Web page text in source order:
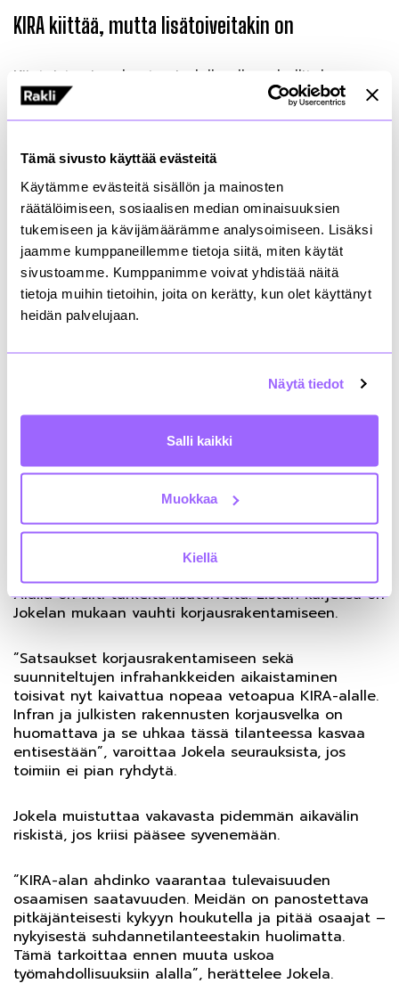
Tämä sivusto käyttää evästeitä
Käytämme evästeitä sisällön ja mainosten
räätälöimiseen, sosiaalisen median ominaisuuksien
tukemiseen ja kävijämäärämme analysoimiseen. Lisäksi
jaamme kumppaneillemme tietoja siitä, miten käytät
sivustoamme. Kumppanimme voivat yhdistää näitä
tietoja muihin tietoihin, joita on kerätty, kun olet käyttänyt
heidän palvelujaan.
Näytä tiedot
Salli kaikki
Muokkaa
Kiellä
KIRA kiittää, mutta lisätoiveitakin on
Kiinteistö- ja rakentamisalalla ollaan hallituksen
toimiin suurelta osin tyytyväisiä.
sitten budjettiriihessä hyvin huomioon. Toimia
tarvitaan nyt vahvasti ennakoiden, koska alan
jälkisyklisyys merkitsee suurta riskiä kriisin
pitkittymisestä ja laajentumisesta. Siksi ministerin
uusi avaus on lupaava”, tiivistää Randell.
Mykkäsen ”esteet pois” -linjaus saa kiitoksen
vihreän siirtymän ja investointien näkökulmasta.
Ramboll Finland Oy:n toimitusjohtaja Maija Jokela
”Rakentamisen ja koko maamme talouden ja
Suomen houkuttelevuutta investointikohteena
vihreän siirtymän hankkeille. Käytännössä tätä
luvituksella sekä vahvistamalla maabrändiämme
vakaana, edistyksellisenä kestävän kehityksen
edelläkävijänä. Suomen hiilineutraaliustavoite on
edelleen maailman kunnianhimoisin ja siitä meidän
tulee pitää kiinni”, alleviivaa Jokela.
Alalla on silti tärkeitä lisätoiveita. Listan kärjessä on
Jokelan mukaan vauhti korjausrakentamiseen.
”Satsaukset korjausrakentamiseen sekä
suunniteltujen infrahankkeiden aikaistaminen
toisivat nyt kaivattua nopeaa vetoapua KIRA-alalle.
Infran ja julkisten rakennusten korjausvelka on
huomattava ja se uhkaa tässä tilanteessa kasvaa
entisestään”, varoittaa Jokela seurauksista, jos
toimiin ei pian ryhdytä.
Jokela muistuttaa vakavasta pidemmän aikavälin
riskistä, jos kriisi pääsee syvenemään.
”KIRA-alan ahdinko vaarantaa tulevaisuuden
osaamisen saatavuuden. Meidän on panostettava
pitkäjänteisesti kykyyn houkutella ja pitää osaajat –
nykyisestä suhdannetilanteestakin huolimatta.
Tämä tarkoittaa ennen muuta uskoa
työmahdollisuuksiin alalla”, herättelee Jokela.